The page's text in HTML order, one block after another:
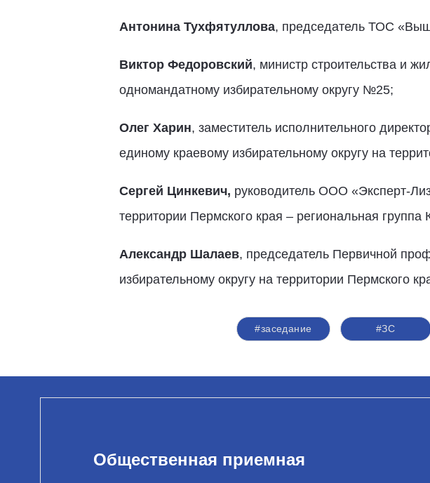
Антонина Тухфятуллова, председатель ТОС
Виктор Федоровский, министр строительства и
одномандатному избирательному округу №25;
Олег Харин, заместитель исполнительного
единому краевому избирательному округу на
Сергей Цинкевич, руководитель ООО «Эксперт-
территории Пермского края – региональная
Александр Шалаев, председатель Первичной
избирательному округу на территории Пермского
#заседание #ЗС
Общественная приемная